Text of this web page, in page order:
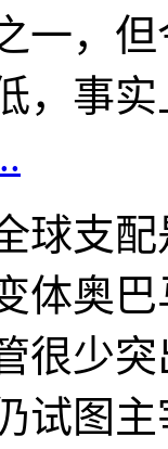
一，
，事
球支
体奥
很少
试图